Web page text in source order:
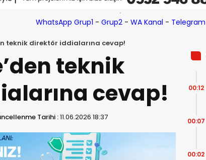
WhatsApp Grup1 - Grup2- WA Kanal - Telegram
teknik direktör iddialarına cevap!
teknik
cevap!
Tarihi :11.06.2026 18:37
00:12
00:07
00:02